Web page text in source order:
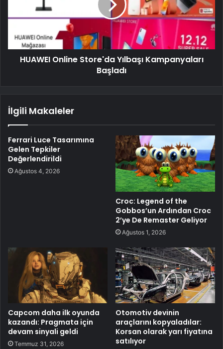
HUAWEI Online Store'da Yılbaşı Kampanyaları
Başladı
İlgili Makaleler
Ferrari Luce Tasarımına
Gelen Tepkiler
Değerlendirildi
Ağustos 4, 2026
Croc: Legend of the
Gobbos’un Ardından Croc
2’ye De Remaster Geliyor
Ağustos 1, 2026
Capcom daha ilk oyunda
kazandı: Pragmata için
devam sinyali geldi
Temmuz 31, 2026
Otomotiv devinin
araçlarını kopyaladılar:
Korsan olarak yarı fiyatına
satılıyor